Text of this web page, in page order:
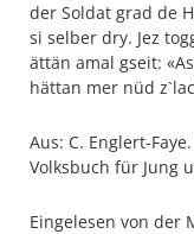
der Soldat grad de
si selber dry. Jez
ättän amal gseit:
hättan mer nüd
Aus: C. Englert-
Volksbuch für Jung
Eingelesen von der